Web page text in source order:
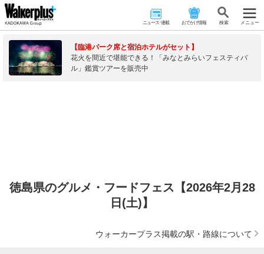
ニュース･連載 おでかけ情報 検 索 メニュー
【臨港パーク席と宿泊ホテルがセット】
花火を間近で堪能できる！「みなとみらいフェスティバ
ル」鑑賞ツアーを販売中
徳島県のグルメ・フードフェス【2026年2月28
日(土)】
ウォーカープラス掲載の駅・路線について